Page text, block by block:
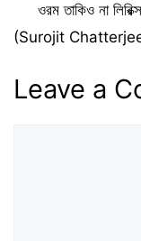
ওরম তাকিও না
(Surojit
Leave a